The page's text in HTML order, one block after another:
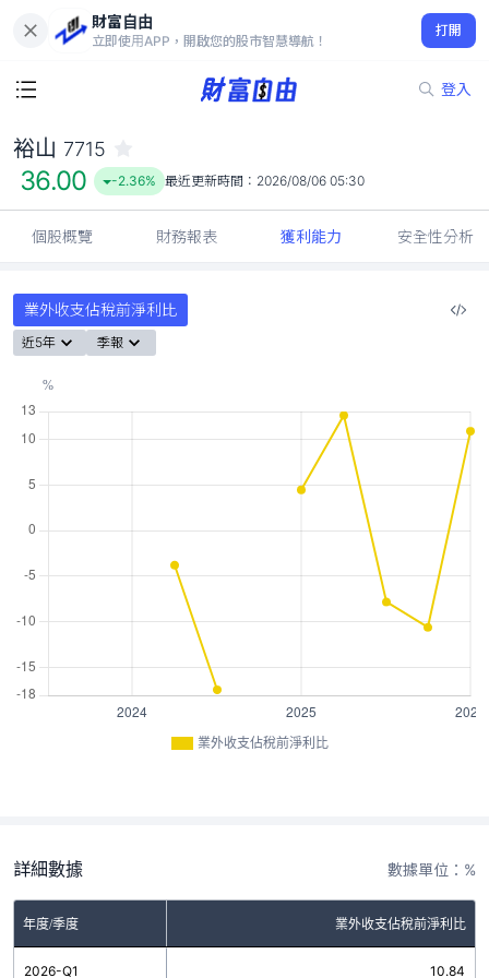
財富自由
立即使用APP，開啟您的股市智慧導航！
打開
登入
36.00
-2.36%
裕山 7715
36.00 -2.36% 最近更新時間： 2026/08/06 05:30
個股概覽 財務報表 獲利能力 安全性分析
業外收支佔稅前淨利比
近5年 季報
業外收支佔稅前淨利比
詳細數據 數據單位：%
年度/季度 業外收支佔稅前淨利比
2026-Q1 10.84